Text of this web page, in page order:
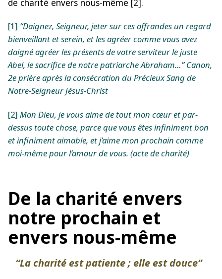
de charité envers nous-même [2].
[1] “Daignez, Seigneur, jeter sur ces offrandes un regard
bienveillant et serein, et les agréer comme vous avez
daigné agréer les présents de votre serviteur le juste
Abel, le sacrifice de notre patriarche Abraham…” Canon,
2e prière après la consécration du Précieux Sang de
Notre-Seigneur Jésus-Christ
[2] Mon Dieu, je vous aime de tout mon cœur et par-
dessus toute chose, parce que vous êtes infiniment bon
et infiniment aimable, et j’aime mon prochain comme
moi-même pour l’amour de vous. (acte de charité)
De la charité envers
notre prochain et
envers nous-même
“La charité est patiente ; elle est douce”